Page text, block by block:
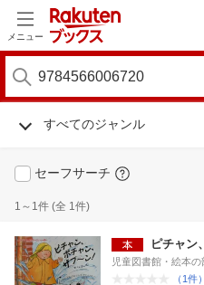
メニュー
すべてのジャンル
セーフサーチ
1～1件 (全 1件)
ピチャン
児童図書館・絵本の
（1件）